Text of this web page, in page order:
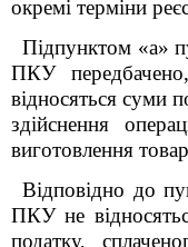
окремі терміни
Підпунктом «а»
ПКУ
відносяться суми
здійснення
виготовлення
Відповідно до
ПКУ не
податку,